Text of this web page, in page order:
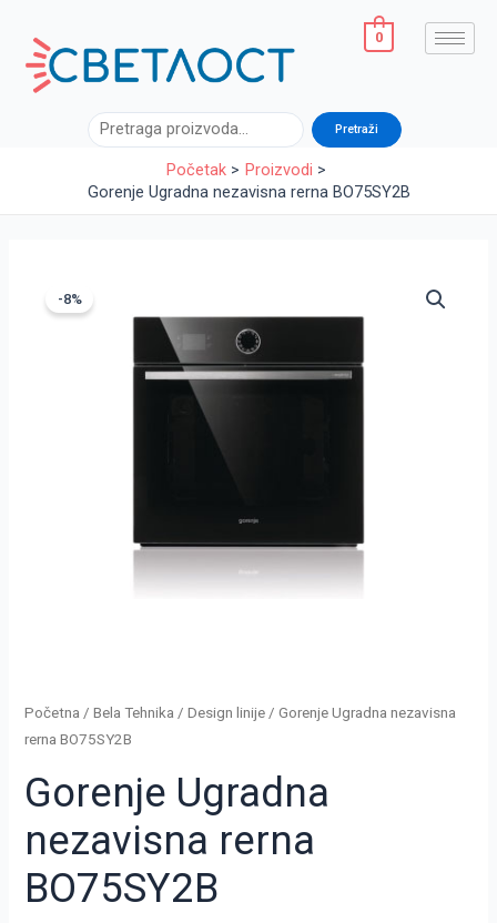
sadržaj
0
Pretraga Pretraži
Početak
Proizvodi
Gorenje Ugradna nezavisna rerna BO75SY2B
-8%
Početna /Bela Tehnika /Design linije / Gorenje Ugradna nezavisna
rerna BO75SY2B
Gorenje Ugradna
nezavisna rerna
BO75SY2B
je
bila:
48.990,00
je:
44.990,00